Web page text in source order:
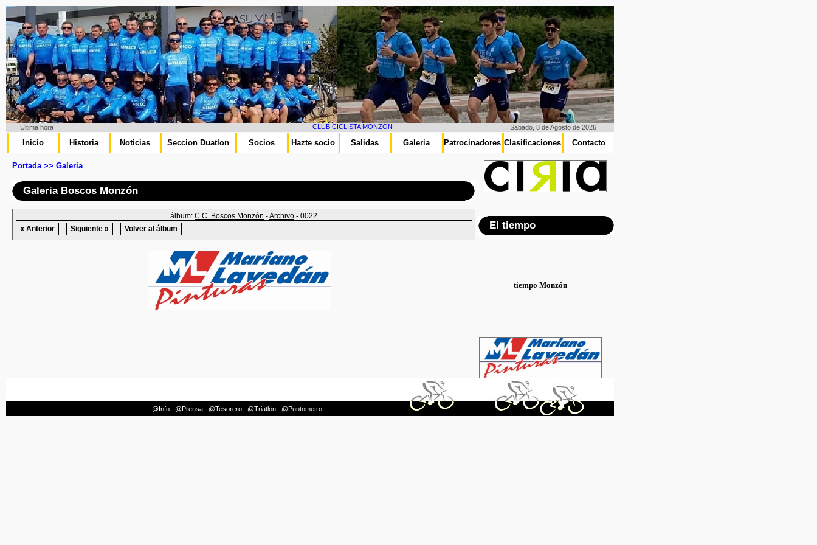
Ultima hora CLUB CICLISTA MONZON Sabado, 8 de Agosto de 2026
Inicio Historia Noticias Seccion Duatlon Socios Hazte socio Salidas Galeria Patrocinadores Clasificaciones Contacto
Portada >> Galeria
Galeria Boscos Monzón
álbum: C.C. Boscos Monzón -Archivo - 0022
« Anterior
Siguiente » Volver al álbum El tiempo
tiempo Monzón
@Info @Prensa @Tesorero @Triatlon @Puntometro